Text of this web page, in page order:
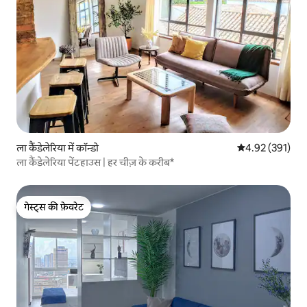
ला कैंडेलेरिया में कॉन्डो औसत रेटिंग 5 में से
4.92 (391)
ला कैंडेलेरिया पेंटहाउस | हर चीज़ के करीब*
गेस्ट्स की फ़ेवरेट
गेस्ट्स की फ़ेवरेट